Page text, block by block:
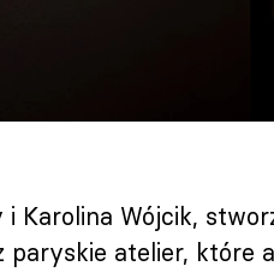
i Karolina Wójcik,
atelier, które